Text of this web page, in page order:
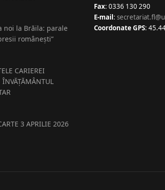
noi la Brăila: parale
românești”
CARIEREI
3 APRILIE 2026
Fax: 0336 130 290
E-mail:
Coordonate GPS: